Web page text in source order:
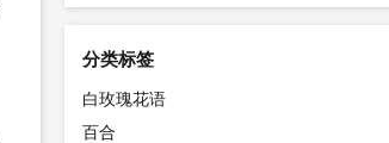
分类标签
白玫瑰花语
百合